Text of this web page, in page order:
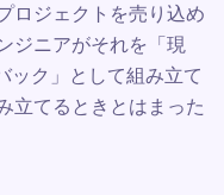
ロジェクトを売り込め
ジニアがそれを「現
ック」として組み立て
立てるときとはまった